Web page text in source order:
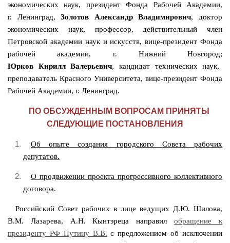
экономических наук, президент Фонда Рабочей Академии,
г. Ленинград, Золотов Александр Владимирович, доктор
экономических наук, профессор, действительный член
Петровской академии наук и искусств, вице-президент Фонда
рабочей академии, г. Нижний Новгород;
Юрков Кирилл Валерьевич, кандидат технических наук,
преподаватель Красного Университета, вице-президент Фонда
Рабочей Академии, г. Ленинград.
ПО ОБСУЖДЕННЫМ ВОПРОСАМ ПРИНЯТЫ
СЛЕДУЮЩИЕ ПОСТАНОВЛЕНИЯ
Об опыте создания городского Совета рабочих
депутатов.
О продвижении проекта прогрессивного коллективного
договора.
Российский Совет рабочих в лице ведущих Д.Ю. Шилова,
В.М. Лазарева, А.Н. Кынтэреца направилобращение к
президенту РФ Путину В.В. с предложением об исключении